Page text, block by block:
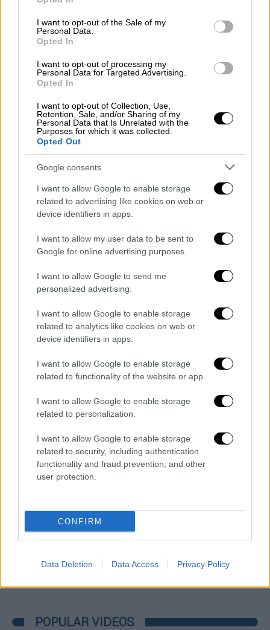
use your data for below specified purposes in below Google
consent section.
I want to opt-out of the Sale of my
Personal Data.
Opted In
I want to opt-out of processing my
Personal Data for Targeted Advertising.
Opted In
I want to opt-out of Collection, Use,
Retention, Sale, and/or Sharing of my
Personal Data that Is Unrelated with the
Purposes for which it was collected.
Opted Out
Google consents
I want to allow Google to enable storage
related to advertising like cookies on web or
device identifiers in apps.
I want to allow my user data to be sent to
Google for online advertising purposes.
I want to allow Google to send me
personalized advertising.
I want to allow Google to enable storage
related to analytics like cookies on web or
device identifiers in apps.
I want to allow Google to enable storage
related to functionality of the website or app.
I want to allow Google to enable storage
related to personalization.
I want to allow Google to enable storage
related to security, including authentication
functionality and fraud prevention, and other
user protection.
CONFIRM
Data Deletion Data Access Privacy Policy
Lifestyle|17.05.2019 12:02
Η ηθοποιός Γούπι Γκόλντμπεργκ θα
λανσάρει τη δική της σειρά ρούχων
(pics)
Η ηθοποιός αποκάλυψε γιατί ήθελε να
δημιουργήσει τη δική της συλλογή
ΑΛΛΑ #TAGS
ηθοποιός
ειδήσεις τώρα
Όσκαρ 2025
Κρίστοφερ Νόλαν
μόδα
POPULAR VIDEOS